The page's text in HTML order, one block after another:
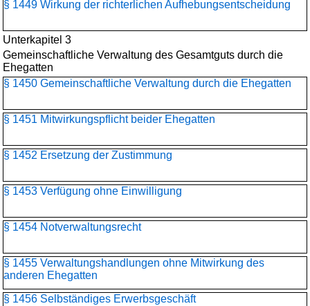
§ 1449 Wirkung der richterlichen Aufhebungsentscheidung
Unterkapitel 3
Gemeinschaftliche Verwaltung des Gesamtguts durch die
Ehegatten
§ 1450 Gemeinschaftliche Verwaltung durch die Ehegatten
§ 1451 Mitwirkungspflicht beider Ehegatten
§ 1452 Ersetzung der Zustimmung
§ 1453 Verfügung ohne Einwilligung
§ 1454 Notverwaltungsrecht
§ 1455 Verwaltungshandlungen ohne Mitwirkung des
anderen Ehegatten
§ 1456 Selbständiges Erwerbsgeschäft